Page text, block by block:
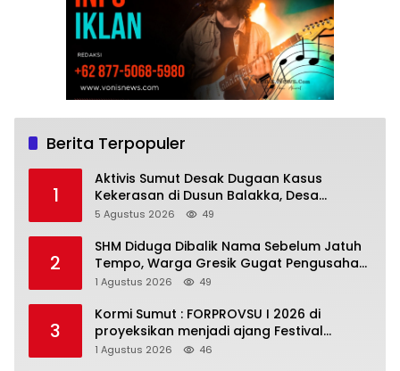
Berita Terpopuler
1
Aktivis Sumut Desak Dugaan Kasus
Kekerasan di Dusun Balakka, Desa
Gunung Malintang Diusut Tuntas
5 Agustus 2026 49
2
SHM Diduga Dibalik Nama Sebelum Jatuh
Tempo, Warga Gresik Gugat Pengusaha
Rokok dan Somasi Kepala Desa
1 Agustus 2026 49
3
Kormi Sumut : FORPROVSU I 2026 di
proyeksikan menjadi ajang Festival
Olahraga Masyarakat dengan Pegiat
1 Agustus 2026 46